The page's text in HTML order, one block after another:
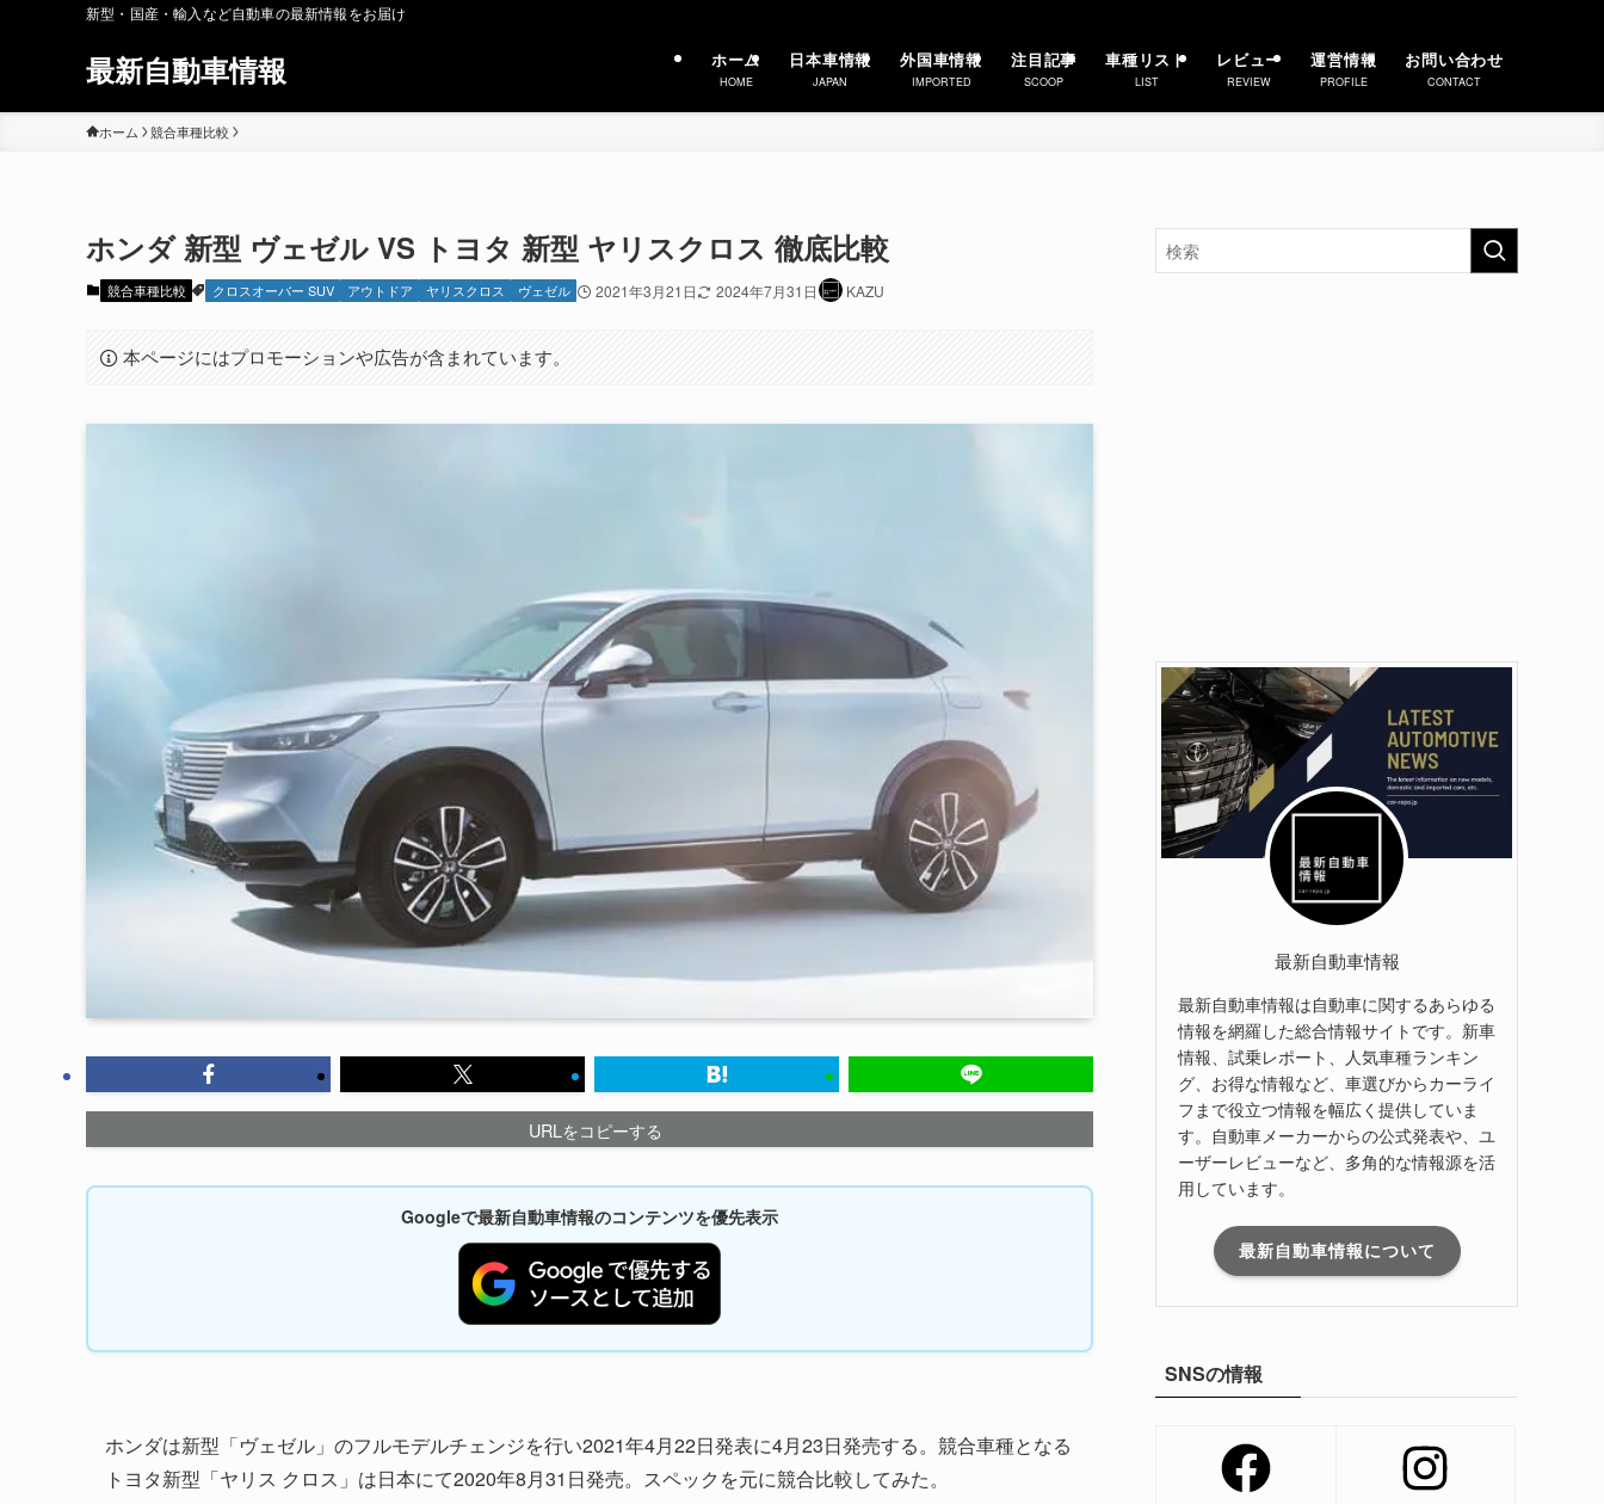
新型・国産・輸入など自動車の最新情報をお届け
最新自動車情報 ホーム
HOME
日本車情報
JAPAN
外国車情報
IMPORTED
注目記事
SCOOP
車種リスト
LIST
レビュー
REVIEW
運営情報
PROFILE
お問い合わせ
CONTACT
ホーム 競合車種比較
ホンダ 新型 ヴェゼル VS トヨタ 新型 ヤリスクロス 徹底比較
競合車種比較 クロスオーバー SUV アウトドア ヤリスクロス ヴェゼル 2021年3月21日 2024年7月31日 KAZU
本ページにはプロモーションや広告が含まれています。
URLをコピーする
Googleで最新自動車情報のコンテンツを優先表示
ホンダは新型「ヴェゼル」のフルモデルチェンジを行い2021年4月22日発表に4月23日発売する。競合車種となる
トヨタ新型「ヤリス クロス」は日本にて2020年8月31日発売。スペックを元に競合比較してみた。
最新自動車情報
最新自動車情報は自動車に関するあらゆる
情報を網羅した総合情報サイトです。新車
情報、試乗レポート、人気車種ランキン
グ、お得な情報など、車選びからカーライ
フまで役立つ情報を幅広く提供していま
す。自動車メーカーからの公式発表や、ユ
ーザーレビューなど、多角的な情報源を活
用しています。
最新自動車情報について
SNSの情報